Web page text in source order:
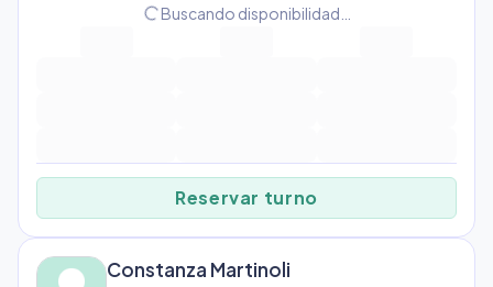
progress_activityBuscando disponibilidad…
Reservar turno
Constanza Martinoli